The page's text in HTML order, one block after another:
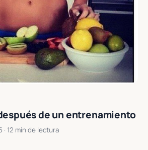
de un entrenamiento
· 12 min de lectura